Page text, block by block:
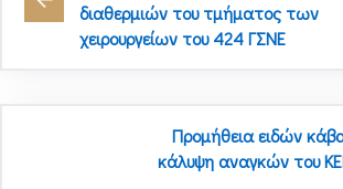
διαθερμιών του τμήματος των
χειρουργείων του 424 ΓΣΝΕ
Προμήθεια ειδών
κάλυψη αναγκών του